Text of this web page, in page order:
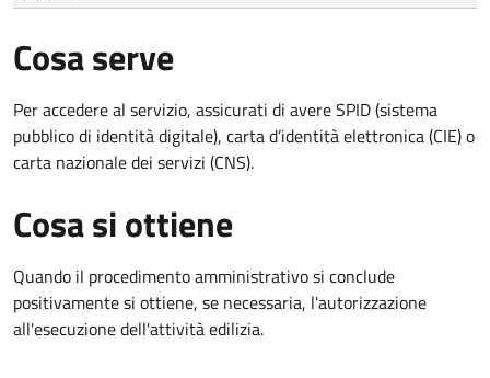
Cosa serve
Per accedere al servizio, assicurati di avere SPID (sistema
pubblico di identità digitale), carta d’identità elettronica (CIE) o
carta nazionale dei servizi (CNS).
Cosa si ottiene
Quando il procedimento amministrativo si conclude
positivamente si ottiene, se necessaria, l'autorizzazione
all'esecuzione dell'attività edilizia.